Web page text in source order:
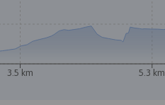
3.5 km 5.3 km